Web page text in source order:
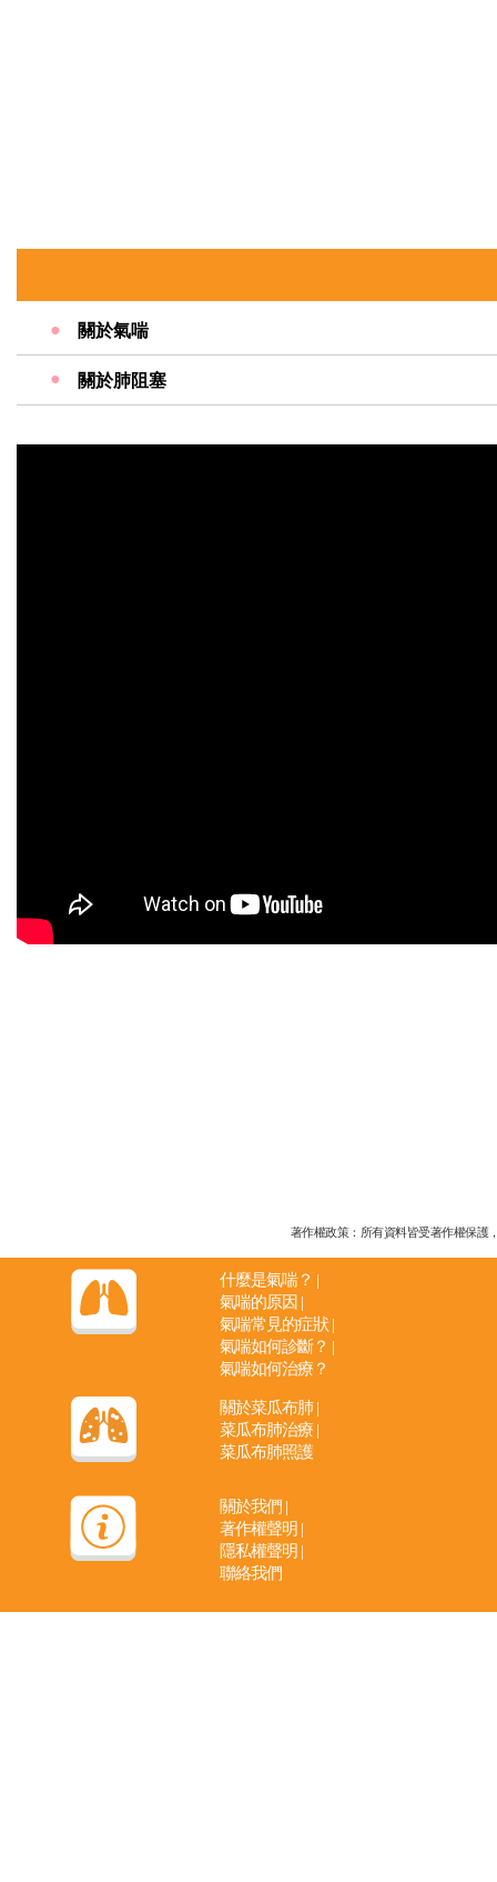
關於氣喘
關於肺阻塞
著作權政策：所有資料皆受著作權保護
什麼是氣喘？ |
氣喘的原因 |
氣喘常見的症狀|
氣喘如何診斷？ |
氣喘如何治療？
關於菜瓜布肺|
菜瓜布肺治療 |
菜瓜布肺照護
關於我們 |
著作權聲明 |
隱私權聲明 |
聯絡我們